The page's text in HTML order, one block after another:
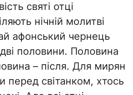
святі отці
нічній молитві
афонський чернець
половини. Половина
– після. Для мирян
перед світанком, хтось